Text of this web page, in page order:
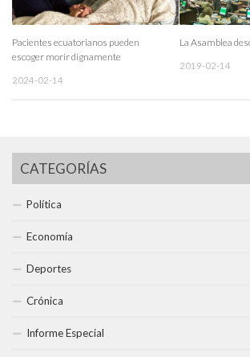
Pacientes ecuatorianos pueden
escoger morir dignamente
2024-02-14
La Asamblea
2019-02-14
CATEGORÍAS
Política
Economía
Deportes
Crónica
Informe Especial